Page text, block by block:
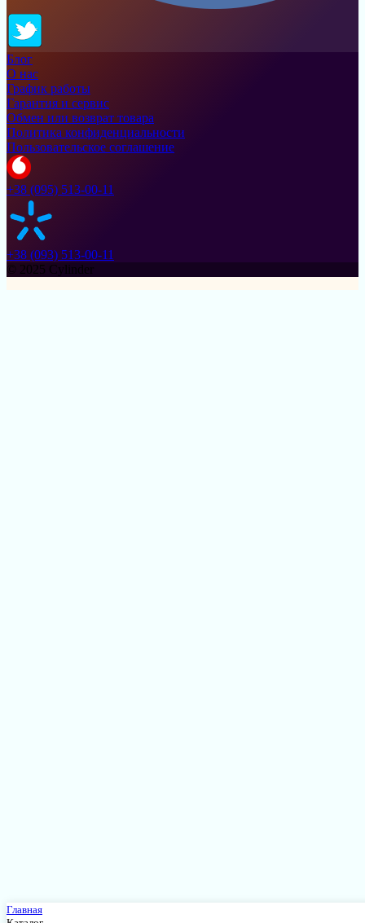
Блог
О нас
График работы
Гарантия и сервис
Обмен или возврат товара
Политика конфиденциальности
Пользовательское соглашение
+38 (095) 513-00-11
+38 (093) 513-00-11
© 2025 Cylinder
Главная